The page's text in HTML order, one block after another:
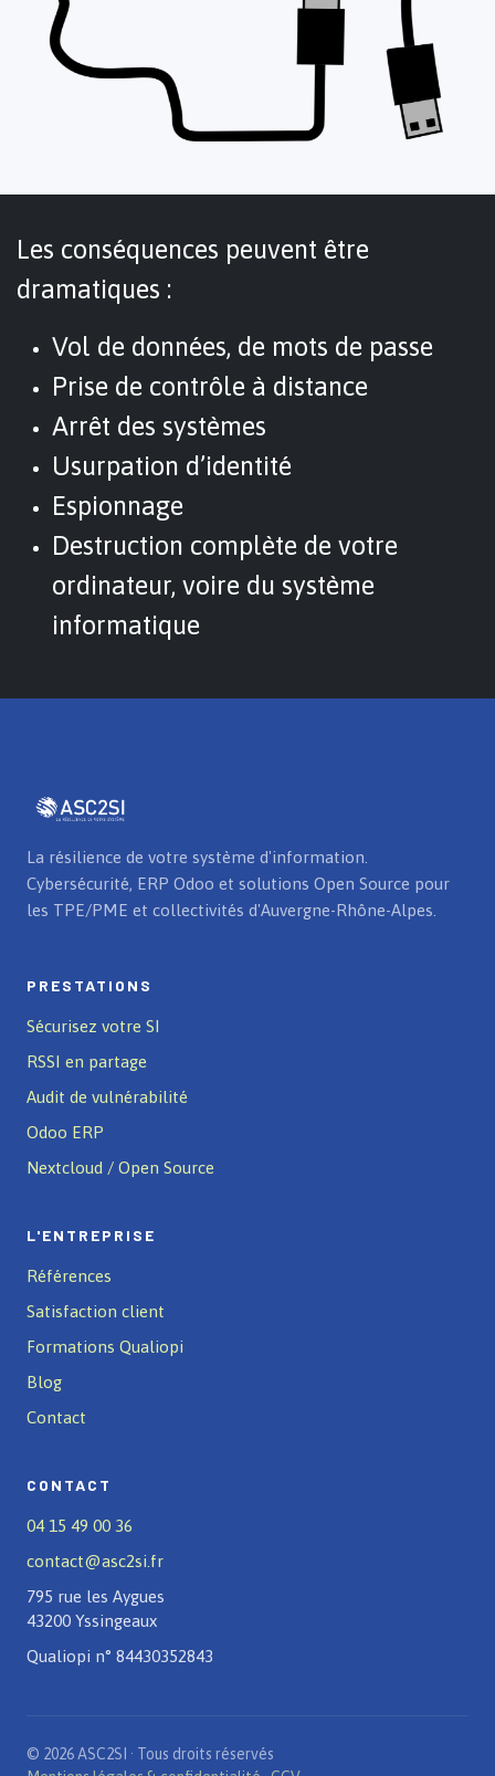
Les conséquences peuvent être
dramatiques :
Vol de données, de mots de passe
Prise de contrôle à distance
Arrêt des systèmes
Usurpation d’identité
Espionnage
Destruction complète de votre
ordinateur, voire du système
informatique
La résilience de votre système d'information.
Cybersécurité, ERP Odoo et solutions Open Source pour
les TPE/PME et collectivités d'Auvergne-Rhône-Alpes.
PRESTATIONS
Sécurisez votre SI
RSSI en partage
Audit de vulnérabilité
Odoo ERP
Nextcloud / Open Source
L'ENTREPRISE
Références
Satisfaction client
Formations Qualiopi
Blog
Contact
CONTACT
04 15 49 00 36
contact@asc2si.fr
795 rue les Aygues
43200 Yssingeaux
Qualiopi n° 84430352843
© 2026 ASC2SI · Tous droits réservés